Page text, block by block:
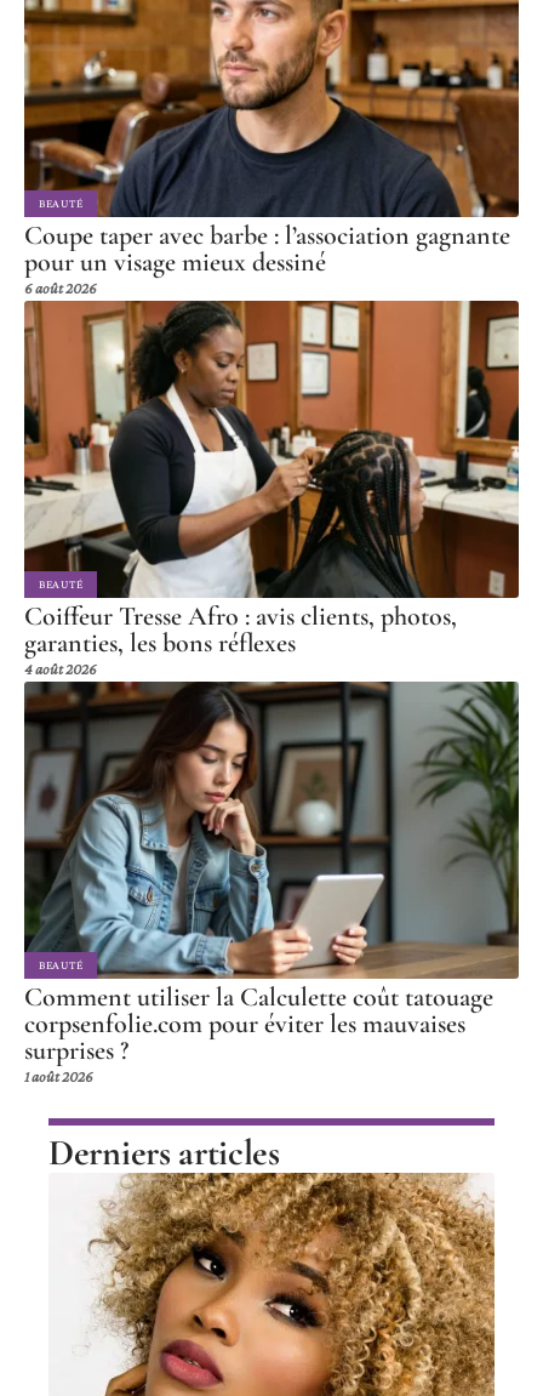
BEAUTÉ
Coupe taper avec barbe : l’association gagnante
pour un visage mieux dessiné
6 août 2026
BEAUTÉ
Coiffeur Tresse Afro : avis clients, photos,
garanties, les bons réflexes
4 août 2026
BEAUTÉ
Comment utiliser la Calculette coût tatouage
corpsenfolie.com pour éviter les mauvaises
surprises ?
1 août 2026
Derniers articles